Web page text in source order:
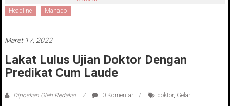
Headline Manado
Maret 17, 2022
Lakat Lulus Ujian Doktor Dengan
Predikat Cum Laude
Diposkan Oleh:Redaksi 0 Komentar doktor, Gelar